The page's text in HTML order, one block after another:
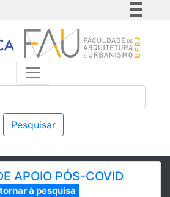
Simplifique!
Comunica BR
Acesso à informação
Pesquisar
APOIO PÓS-COVID
à pesquisa